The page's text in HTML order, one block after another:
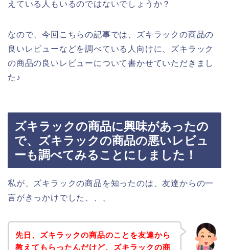
えている人もいるのではないでしょうか？
なので、今回こちらの記事では、ズキラックの商品の
良いレビューなどを調べている人向けに、ズキラック
の商品の良いレビューについて書かせていただきまし
た♪
ズキラックの商品に興味があったの
で、ズキラックの商品の悪いレビュ
ーも調べてみることにしました！
私が、ズキラックの商品を知ったのは、友達からの一
言がきっかけでした、、、
先日、ズキラックの商品のことを友達から
教えてもらったんだけど、ズキラックの商